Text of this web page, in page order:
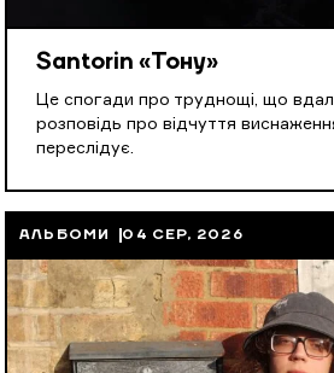
Santorin «Тону»
Це спогади про труднощі, що
розповідь про відчуття
переслідує.
АЛЬБОМИ 04 СЕР, 2026